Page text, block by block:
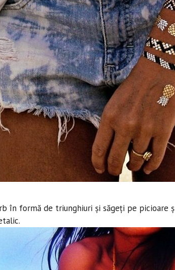
în formă de triunghiuri și săgeți pe picioare